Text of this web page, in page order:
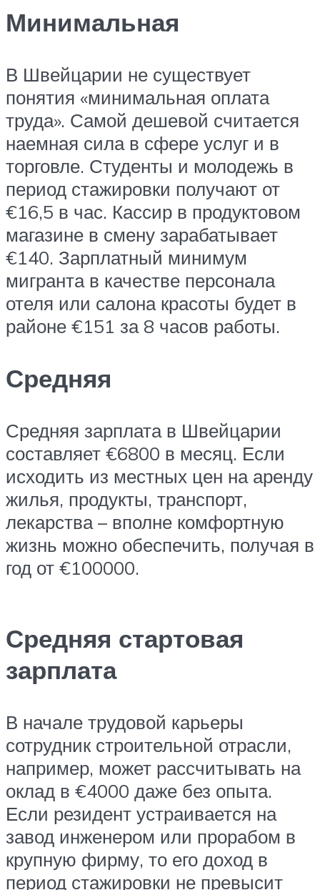
Минимальная
В Швейцарии не существует
понятия «минимальная оплата
труда». Самой дешевой считается
наемная сила в сфере услуг и в
торговле. Студенты и молодежь в
период стажировки получают от
€16,5 в час. Кассир в продуктовом
магазине в смену зарабатывает
€140. Зарплатный минимум
мигранта в качестве персонала
отеля или салона красоты будет в
районе €151 за 8 часов работы.
Средняя
Средняя зарплата в Швейцарии
составляет €6800 в месяц. Если
исходить из местных цен на аренду
жилья, продукты, транспорт,
лекарства – вполне комфортную
жизнь можно обеспечить, получая в
год от €100000.
Средняя стартовая
зарплата
В начале трудовой карьеры
сотрудник строительной отрасли,
например, может рассчитывать на
оклад в €4000 даже без опыта.
Если резидент устраивается на
завод инженером или прорабом в
крупную фирму, то его доход в
период стажировки не превысит